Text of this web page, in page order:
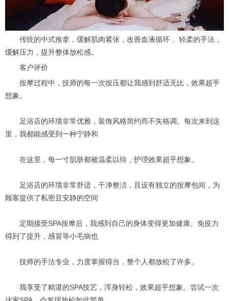
传统的中式推拿，缓解肌肉紧张，改善血液循环 、轻柔的手法，
缓解压力，提升整体放松感。
客户评价
按摩过程中，技师的每一次按压都让我感到舒适无比，效果超乎
想象。
足浴店的环境非常优雅，装饰风格简约而不失格调。每次来到这
里，我都能感受到一种宁静和
在这里，每一寸肌肤都被温柔以待，护理效果超乎想象。
足浴店的环境非常舒适，干净整洁，且设有独立的按摩包间，为
顾客提供了私密且安静的空间
定期接受SPA按摩后，我感到自己的身体变得更加健康。免疫力
得到了提升，感冒等小毛病也
技师的手法专业，力度掌握得当，整个人都放松了许多。
我享受了精湛的SPA技艺，浑身轻松，效果超乎想象。尝试一次